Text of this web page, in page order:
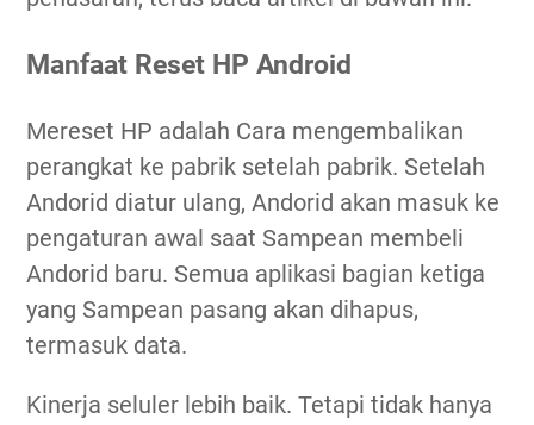
Manfaat Reset HP Android
Mereset HP adalah Cara mengembalikan
perangkat ke pabrik setelah pabrik. Setelah
Andorid diatur ulang, Andorid akan masuk ke
pengaturan awal saat Sampean membeli
Andorid baru. Semua aplikasi bagian ketiga
yang Sampean pasang akan dihapus,
termasuk data.
Kinerja seluler lebih baik. Tetapi tidak hanya